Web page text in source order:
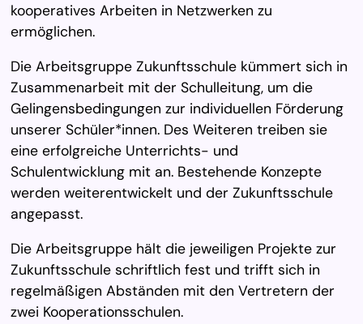
kooperatives Arbeiten in Netzwerken zu
ermöglichen.
Die Arbeitsgruppe Zukunftsschule kümmert sich in
Zusammenarbeit mit der Schulleitung, um die
Gelingensbedingungen zur individuellen Förderung
unserer Schüler*innen. Des Weiteren treiben sie
eine erfolgreiche Unterrichts- und
Schulentwicklung mit an. Bestehende Konzepte
werden weiterentwickelt und der Zukunftsschule
angepasst.
Die Arbeitsgruppe hält die jeweiligen Projekte zur
Zukunftsschule schriftlich fest und trifft sich in
regelmäßigen Abständen mit den Vertretern der
zwei Kooperationsschulen.